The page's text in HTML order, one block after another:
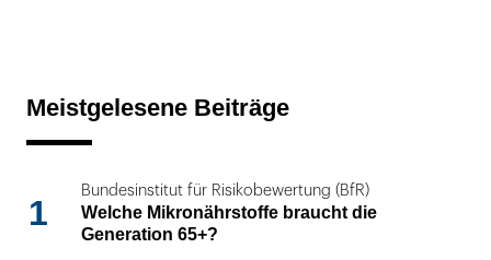
Meistgelesene Beiträge
1
Bundesinstitut für Risikobewertung (BfR)
Welche Mikronährstoffe braucht die
Generation 65+?